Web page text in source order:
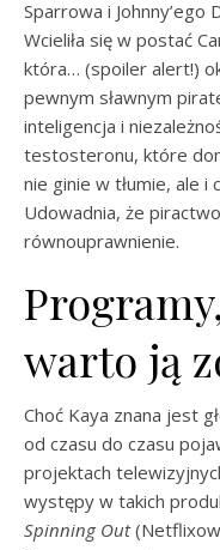
Sparrowa i
Wcieliła się w postać
która… (spoiler alert!)
pewnym sławnym
inteligencja i
testosteronu, które
nie ginie w tłumie, ale
Udowadnia, że
równouprawnienie.
warto ją
Choć Kaya znana jest
od czasu do czasu
projektach
występy w takich
Spinning Out